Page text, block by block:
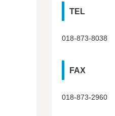
TEL
018-873-8038
FAX
018-873-2960